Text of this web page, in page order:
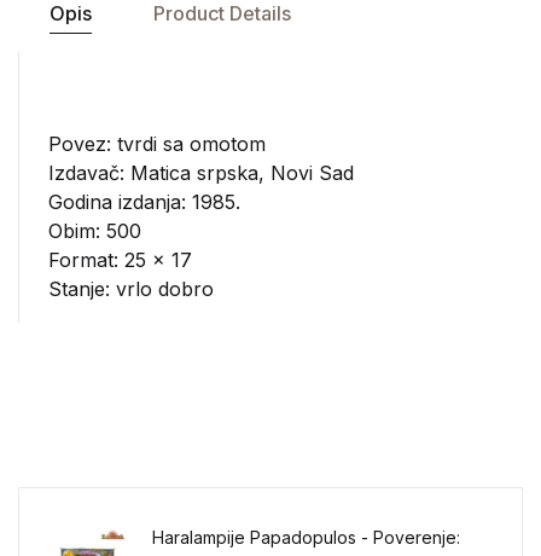
Opis Product Details
Povez: tvrdi sa omotom
Izdavač: Matica srpska, Novi Sad
Godina izdanja: 1985.
Obim: 500
Format: 25 x 17
Stanje: vrlo dobro
Haralampije Papadopulos - Poverenje: